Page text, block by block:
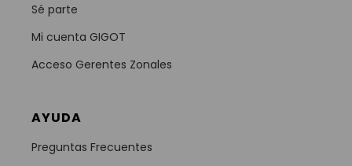
Sé parte
Mi cuenta GIGOT
Acceso Gerentes Zonales
AYUDA
Preguntas Frecuentes